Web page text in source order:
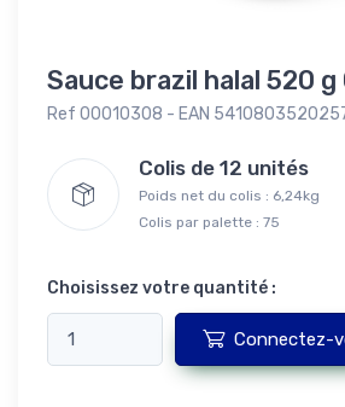
Sauce brazil halal 520 g
Ref 00010308 - EAN
Colis de 12 unités
Poids net du colis : 6,24kg
Colis par palette : 75
Choisissez votre quantité :
Connectez-